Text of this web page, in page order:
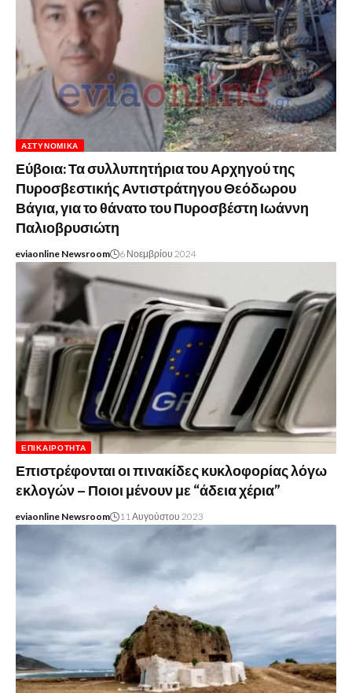
ΑΣΤΥΝΟΜΙΚΆ
Εύβοια: Τα συλλυπητήρια του Αρχηγού της
Πυροσβεστικής Αντιστράτηγου Θεόδωρου
Βάγια, για το θάνατο του Πυροσβέστη Ιωάννη
Παλιοβρυσιώτη
eviaonline Newsroom 6 Νοεμβρίου 2024
ΕΠΙΚΑΙΡΌΤΗΤΑ
Επιστρέφονται οι πινακίδες κυκλοφορίας λόγω
εκλογών – Ποιοι μένουν με “άδεια χέρια”
eviaonline Newsroom 11 Αυγούστου 2023